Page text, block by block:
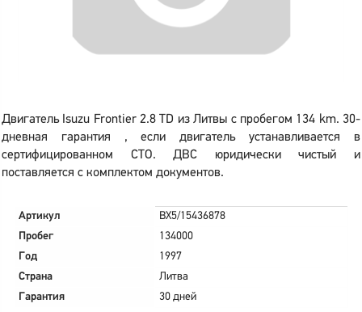
Двигатель Isuzu Frontier 2.8 TD из Литвы с пробегом 134 km. 30-
дневная гарантия , если двигатель устанавливается в
сертифицированном СТО. ДВС юридически чистый и
поставляется с комплектом документов.
Артикул
BX5/15436878
Пробег
134000
Год
1997
Страна
Литва
Гарантия
30 дней